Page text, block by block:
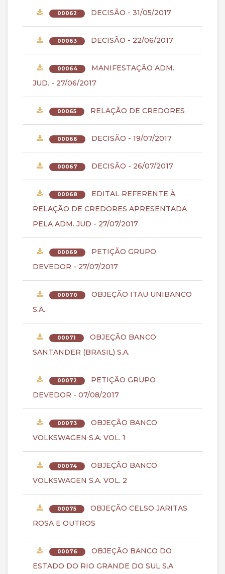
00062 DECISÃO - 31/05/2017
00063 DECISÃO - 22/06/2017
00064
MANIFESTAÇÃO ADM.
JUD. - 27/06/2017
00065 RELAÇÃO DE CREDORES
00066 DECISÃO - 19/07/2017
00067 DECISÃO - 26/07/2017
00068
EDITAL REFERENTE À
RELAÇÃO DE CREDORES APRESENTADA
PELA ADM. JUD - 27/07/2017
00069
PETIÇÃO GRUPO
DEVEDOR - 27/07/2017
00070
OBJEÇÃO ITAU UNIBANCO
S.A.
00071
OBJEÇÃO BANCO
SANTANDER (BRASIL) S.A.
00072
PETIÇÃO GRUPO
DEVEDOR - 07/08/2017
00073
OBJEÇÃO BANCO
VOLKSWAGEN S.A. VOL. 1
00074
OBJEÇÃO BANCO
VOLKSWAGEN S.A. VOL. 2
00075
OBJEÇÃO CELSO JARITAS
ROSA E OUTROS
00076
OBJEÇÃO BANCO DO
ESTADO DO RIO GRANDE DO SUL S.A